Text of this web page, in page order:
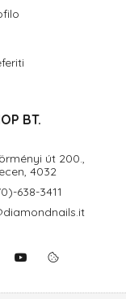
BT.
út 200.,
4032
638-3411